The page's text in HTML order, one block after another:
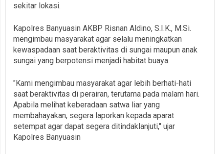
sekitar lokasi.
Kapolres Banyuasin AKBP Risnan Aldino, S.I.K., M.Si.
mengimbau masyarakat agar selalu meningkatkan
kewaspadaan saat beraktivitas di sungai maupun anak
sungai yang berpotensi menjadi habitat buaya.
"Kami mengimbau masyarakat agar lebih berhati-hati
saat beraktivitas di perairan, terutama pada malam hari.
Apabila melihat keberadaan satwa liar yang
membahayakan, segera laporkan kepada aparat
setempat agar dapat segera ditindaklanjuti," ujar
Kapolres Banyuasin